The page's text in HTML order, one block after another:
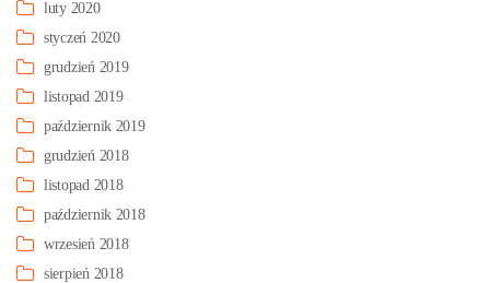
luty 2020
styczeń 2020
grudzień 2019
listopad 2019
październik 2019
grudzień 2018
listopad 2018
październik 2018
wrzesień 2018
sierpień 2018